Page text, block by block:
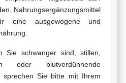
Nahrungsergänzungsmittel
eine ausgewogene und
Sie schwanger sind, stillen,
oder blutverdünnende
sprechen Sie bitte mit Ihrem